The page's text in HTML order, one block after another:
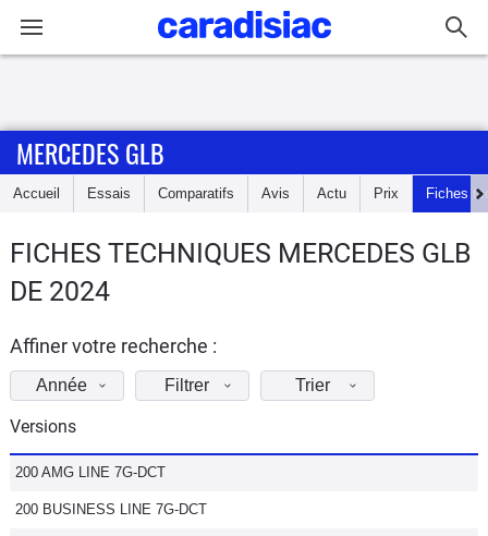
Accueil
Essais
d'achat
Electriques
Utilitaires
Flottes
MERCEDES GLB
Accueil Essais Comparatifs Avis Actu Prix Fiches
FICHES TECHNIQUES MERCEDES GLB
DE 2024
Affiner votre recherche :
Année Filtrer Trier
Versions
200 AMG LINE 7G-DCT
200 BUSINESS LINE 7G-DCT